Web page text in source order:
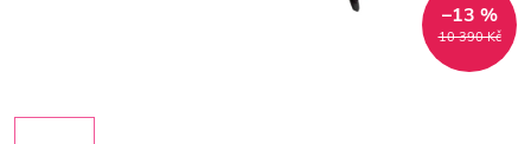
10 390 Kč
–13 %